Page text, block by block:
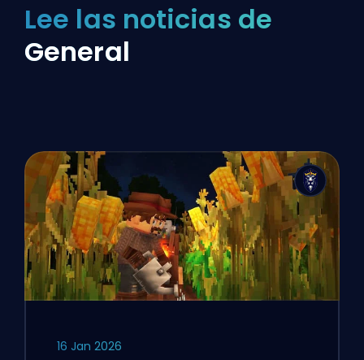
Lee las noticias de
General
16 Jan 2026